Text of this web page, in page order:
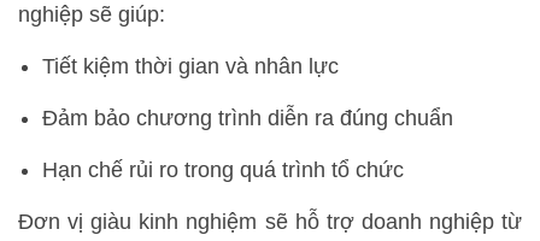
nghiệp sẽ giúp:
Tiết kiệm thời gian và nhân lực
Đảm bảo chương trình diễn ra đúng chuẩn
Hạn chế rủi ro trong quá trình tổ chức
Đơn vị giàu kinh nghiệm sẽ hỗ trợ doanh nghiệp từ